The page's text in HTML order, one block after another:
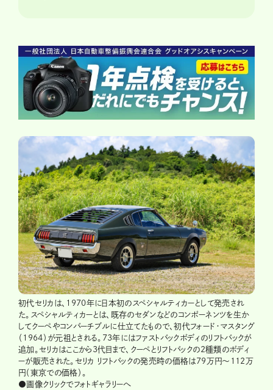
初代セリカは、1970年に日本初のスペシャルティカーとして発売され
た。スペシャルティカーとは、既存のセダンなどのコンポーネンツを生か
してクーペやコンバーチブルに仕立てたもので、初代フォード・マスタング
（1964）が元祖とされる。73年にはファストバックボディのリフトバックが
追加。セリカはここから3代目まで、クーペとリフトバックの2種類のボディ
ーが販売された。セリカ リフトバックの発売時の価格は79万円～112万
円（東京での価格）。
●画像クリックでフォトギャラリーへ